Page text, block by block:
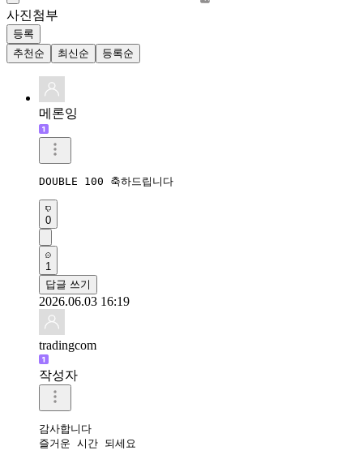
사진첨부
등록
추천순
최신순 등록순
메론잉
DOUBLE 100 축하드립니다
0
1
답글 쓰기
2026.06.03 16:19
tradingcom
작성자
감사합니다
즐거운 시간 되세요